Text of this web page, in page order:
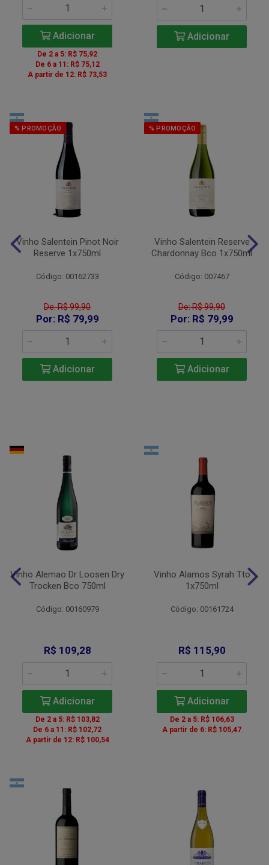
Adicionar
De 2 a 5: R$ 75,92
De 6 a 11: R$ 75,12
A partir de 12: R$ 73,53
Adicionar
% PROMOÇÃO
Vinho Salentein Pinot Noir
Reserve 1x750ml
Código: 00162733
De: R$ 99,90
Por: R$ 79,99
Adicionar
% PROMOÇÃO
Vinho Salentein Reserve
Chardonnay Bco 1x750ml
Código: 007467
De: R$ 99,90
Por: R$ 79,99
Adicionar
Vinho Alemao Dr Loosen Dry
Trocken Bco 750ml
Código: 00160979
R$ 109,28
Adicionar
De 2 a 5: R$ 103,82
De 6 a 11: R$ 102,72
A partir de 12: R$ 100,54
Vinho Alamos Syrah Tto
1x750ml
Código: 00161724
R$ 115,90
Adicionar
De 2 a 5: R$ 106,63
A partir de 6: R$ 105,47